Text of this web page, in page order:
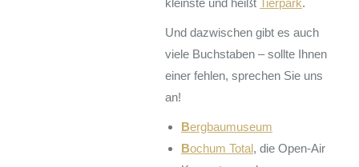
kleinste und heißt Tierpark.
Und dazwischen gibt es auch
viele Buchstaben – sollte Ihnen
einer fehlen, sprechen Sie uns
an!
Bergbaumuseum
Bochum Total, die Open-Air